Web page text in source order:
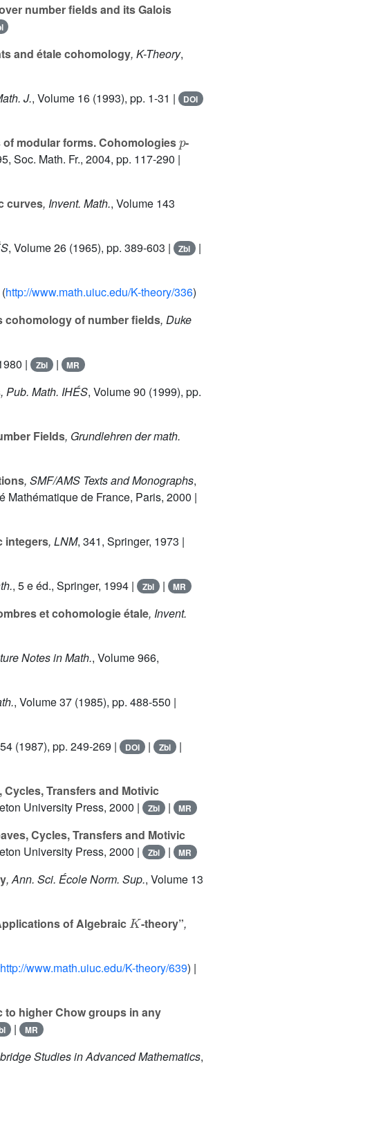
number fields and its Galois
and étale cohomology, K-Theory,
J., Volume 16(1993), pp. 1-31 | DOI
modular forms. Cohomologies -
, Soc. Math. Fr., 2004, pp. 117-290 |
curves, Invent. Math., Volume 143
, Volume 26(1965), pp. 389-603 | Zbl |
http://www.math.uiuc.edu/K-theory/336)
cohomology of number fields, Duke
| Zbl | MR
, Pub. Math. IHÉS, Volume 90 (1999), pp.
Fields, Grundlehren der math.
, SMF/AMS Texts and Monographs,
Mathématique de France, Paris, 2000 |
integers, LNM, 341, Springer, 1973 |
, 5 e éd., Springer, 1994 | Zbl | MR
et cohomologie étale, Invent.
Notes in Math., Volume 966,
, Volume 37 (1985), pp. 488-550 |
(1987), pp. 249-269 | DOI | Zbl |
Transfers and Motivic
University Press, 2000 | Zbl | MR
Cycles, Transfers and Motivic
University Press, 2000 | Zbl | MR
, Ann. Sci. École Norm. Sup., Volume 13
of Algebraic -theory”,
http://www.math.uiuc.edu/K-theory/639) |
higher Chow groups in any
| MR
Studies in Advanced Mathematics,